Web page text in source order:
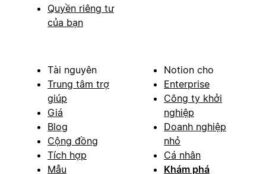
Quyền riêng tư
của bạn
Tài nguyên
Trung tâm trợ
giúp
Giá
Blog
Cộng đồng
Tích hợp
Mẫu
Notion cho
Enterprise
Công ty khởi
nghiệp
Doanh nghiệp
nhỏ
Cá nhân
Khám phá